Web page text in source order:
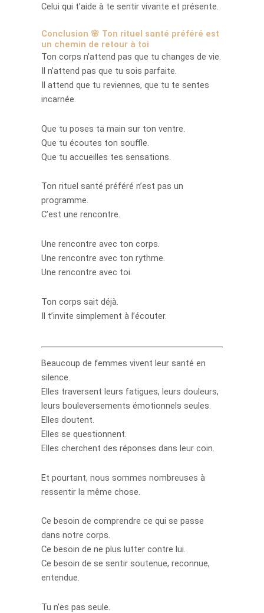
Celui qui t’aide à te sentir vivante et présente.
Conclusion 🌸 Ton rituel santé préféré est
un chemin de retour à toi
Ton corps n’attend pas que tu changes de vie.
Il n’attend pas que tu sois parfaite.
Il attend que tu reviennes, que tu te sentes
incarnée.
Que tu poses ta main sur ton ventre.
Que tu écoutes ton souffle.
Que tu accueilles tes sensations.
Ton rituel santé préféré n’est pas un
programme.
C’est une rencontre.
Une rencontre avec ton corps.
Une rencontre avec ton rythme.
Une rencontre avec toi.
Ton corps sait déjà.
Il t’invite simplement à l’écouter.
Beaucoup de femmes vivent leur santé en
silence.
Elles traversent leurs fatigues, leurs douleurs,
leurs bouleversements émotionnels seules.
Elles doutent.
Elles se questionnent.
Elles cherchent des réponses dans leur coin.
Et pourtant, nous sommes nombreuses à
ressentir la même chose.
Ce besoin de comprendre ce qui se passe
dans notre corps.
Ce besoin de ne plus lutter contre lui.
Ce besoin de se sentir soutenue, reconnue,
entendue.
Tu n’es pas seule.